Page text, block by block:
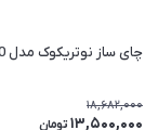
چای ساز نوتریکوک مدل KTM330
18,682,000
13,500,000 تومان